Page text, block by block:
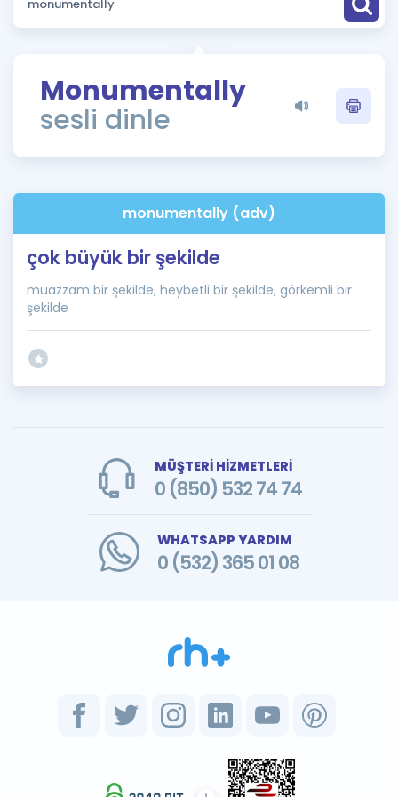
Puan Hesaplama
ÖSYM Sınav Takvimi
Kampanyalar
İngilizce Gramer
Monumentally
sesli dinle
monumentally (adv)
çok büyük bir şekilde
muazzam bir şekilde, heybetli bir şekilde, görkemli bir
şekilde
MÜŞTERİ HİZMETLERİ
0 (850) 532 74 74
WHATSAPP YARDIM
0 (532) 365 01 08